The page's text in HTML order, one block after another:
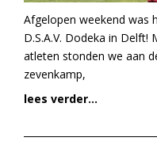
Afgelopen weekend was
D.S.A.V. Dodeka in
atleten stonden we aan
zevenkamp,
lees verder...